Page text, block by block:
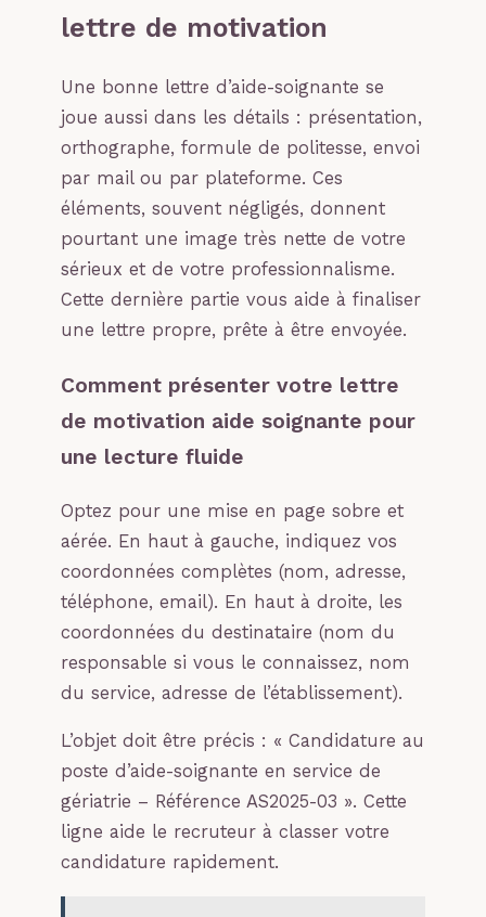
lettre de motivation
Une bonne lettre d’aide-soignante se
joue aussi dans les détails : présentation,
orthographe, formule de politesse, envoi
par mail ou par plateforme. Ces
éléments, souvent négligés, donnent
pourtant une image très nette de votre
sérieux et de votre professionnalisme.
Cette dernière partie vous aide à finaliser
une lettre propre, prête à être envoyée.
Comment présenter votre lettre
de motivation aide soignante pour
une lecture fluide
Optez pour une mise en page sobre et
aérée. En haut à gauche, indiquez vos
coordonnées complètes (nom, adresse,
téléphone, email). En haut à droite, les
coordonnées du destinataire (nom du
responsable si vous le connaissez, nom
du service, adresse de l’établissement).
L’objet doit être précis : « Candidature au
poste d’aide-soignante en service de
gériatrie – Référence AS2025-03 ». Cette
ligne aide le recruteur à classer votre
candidature rapidement.